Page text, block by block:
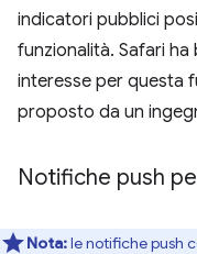
indicatori pubblici
funzionalità. Safari
interesse per questa
proposto da un
Notifiche push
Nota:le notifiche push